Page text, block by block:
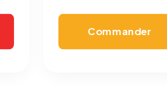
Commander